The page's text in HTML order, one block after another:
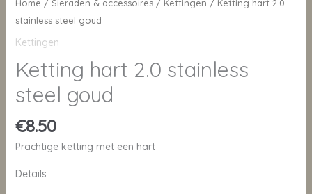
Home / Sieraden & accessoires/ Kettingen / Ketting hart 2.0
stainless steel goud
Kettingen
Ketting hart 2.0 stainless
steel goud
€8.50
Prachtige ketting met een hart
Details